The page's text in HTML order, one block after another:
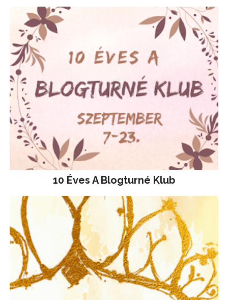
10 Éves A Blogturné Klub